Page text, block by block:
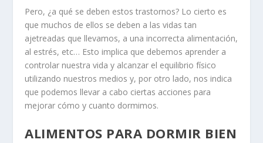
Pero, ¿a qué se deben estos trastornos? Lo cierto es
que muchos de ellos se deben a las vidas tan
ajetreadas que llevamos, a una incorrecta alimentación,
al estrés, etc… Esto implica que debemos aprender a
controlar nuestra vida y alcanzar el equilibrio físico
utilizando nuestros medios y, por otro lado, nos indica
que podemos llevar a cabo ciertas acciones para
mejorar cómo y cuanto dormimos.
ALIMENTOS PARA DORMIR BIEN